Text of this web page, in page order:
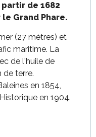
de 1682
Grand Phare.
(27 mètres) et
maritime. La
de l'huile de
de terre.
en 1854,
en 1904.